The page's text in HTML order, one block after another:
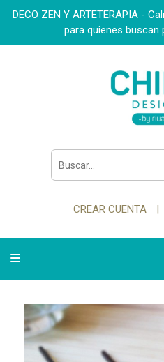
DECO ZEN Y ARTETERAPIA -
para quienes buscan
CREAR CUENTA